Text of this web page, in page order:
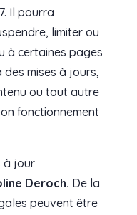
Il pourra
limiter ou
à certaines pages
mises à jours,
ou tout autre
fonctionnement
à jour
Deroch. De la
peuvent être